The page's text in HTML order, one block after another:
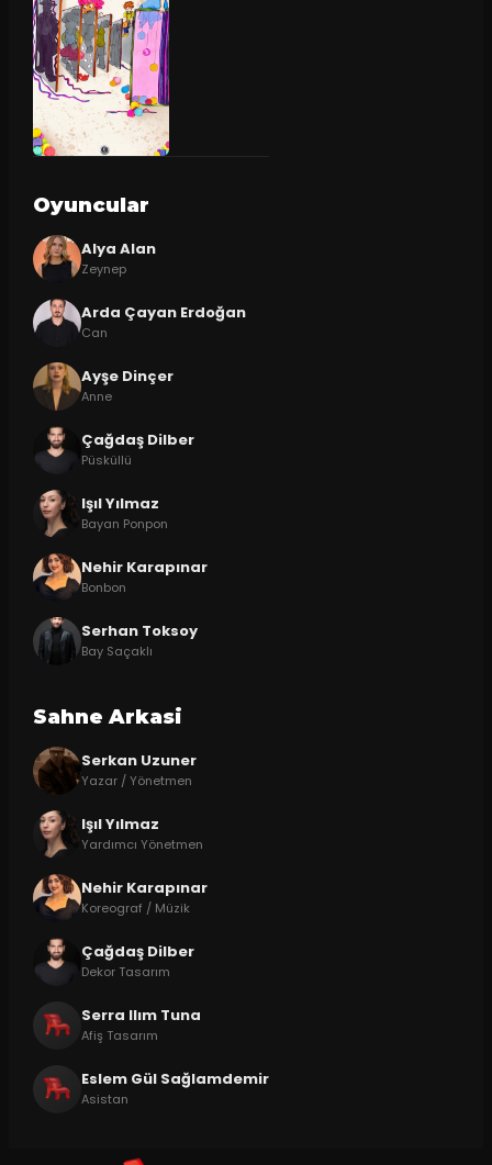
Oyuncular
Alya Alan
Zeynep
Arda Çayan Erdoğan
Can
Ayşe Dinçer
Anne
Çağdaş Dilber
Püsküllü
Işıl Yılmaz
Bayan Ponpon
Nehir Karapınar
Bonbon
Serhan Toksoy
Bay Saçaklı
Sahne Arkasi
Serkan Uzuner
Yazar / Yönetmen
Işıl Yılmaz
Yardımcı Yönetmen
Nehir Karapınar
Koreograf / Müzik
Çağdaş Dilber
Dekor Tasarım
Serra Ilım Tuna
Afiş Tasarım
Eslem Gül Sağlamdemir
Asistan